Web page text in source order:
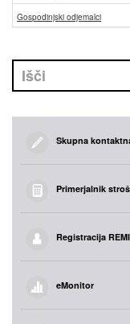
Gospodinjski odjemalci
Skupna
Primerjalnik
Registracija
eMonitor